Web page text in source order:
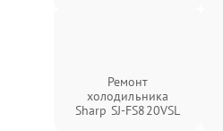
Ремонт
холодильника
Sharp SJ-FS820VSL